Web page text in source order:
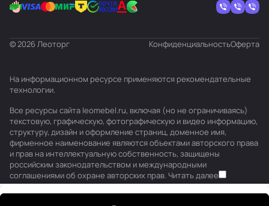
© 2026 Леоторг КонфиденциальностьОферта
На информационном ресурсе применяются рекомендательные
технологии.
Все ресурсы сайта leomebel.ru, включая (но не ограничиваясь)
текстовую, графическую, фотографическую и видео информацию,
структуру, дизайн и оформление страниц, доменное имя,
фирменное наименование являются объектами авторского права
и прав на интеллектуальную собственность, защищены
российским законодательством и международными
соглашениями об охране авторских прав. Читать далее